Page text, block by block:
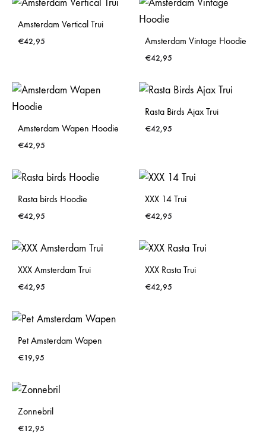
Amsterdam Vertical Trui
€42,95 Amsterdam Vintage Hoodie
€42,95
Amsterdam Wapen Hoodie
€42,95
Rasta Birds Ajax Trui
€42,95
Rasta birds Hoodie
€42,95
XXX 14 Trui
€42,95
XXX Amsterdam Trui
€42,95
XXX Rasta Trui
€42,95
Pet Amsterdam Wapen
€19,95
Zonnebril
€12,95